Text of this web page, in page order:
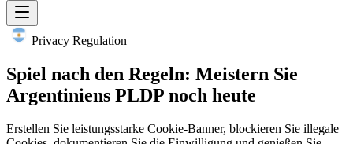
Privacy Regulation
Spiel nach den Regeln: Meistern Sie
Argentiniens PLDP noch heute
Erstellen Sie leistungsstarke Cookie-Banner, blockieren Sie illegale